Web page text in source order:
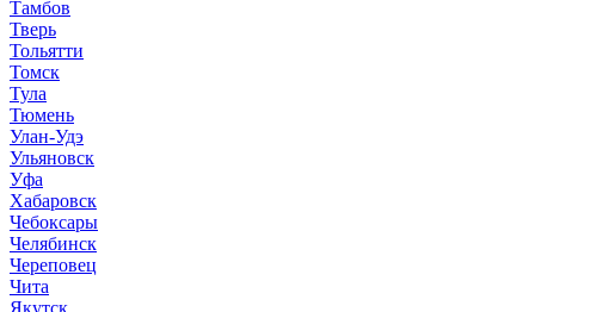
Тамбов
Тверь
Тольятти
Томск
Тула
Тюмень
Улан-Удэ
Ульяновск
Уфа
Хабаровск
Чебоксары
Челябинск
Череповец
Чита
Якутск